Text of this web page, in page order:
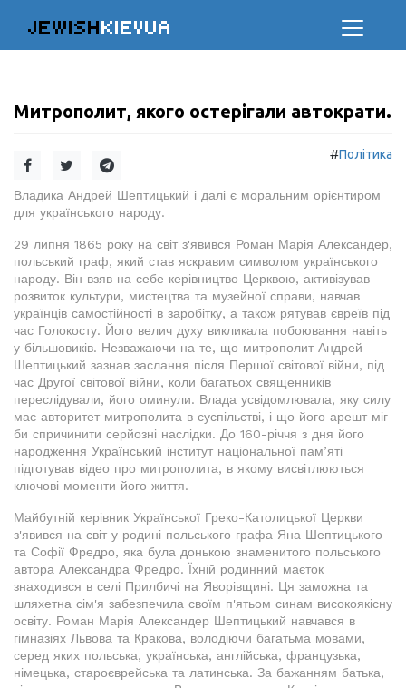
JEWISHKIEVUA
Митрополит, якого остерігали автократи.
#Політика
Владика Андрей Шептицький і далі є моральним орієнтиром
для українського народу.
29 липня 1865 року на світ з'явився Роман Марія Александер,
польський граф, який став яскравим символом українського
народу. Він взяв на себе керівництво Церквою, активізував
розвиток культури, мистецтва та музейної справи, навчав
українців самостійності в заробітку, а також рятував євреїв під
час Голокосту. Його велич духу викликала побоювання навіть
у більшовиків. Незважаючи на те, що митрополит Андрей
Шептицький зазнав заслання після Першої світової війни, під
час Другої світової війни, коли багатьох священників
переслідували, його оминули. Влада усвідомлювала, яку силу
має авторитет митрополита в суспільстві, і що його арешт міг
би спричинити серйозні наслідки. До 160-річчя з дня його
народження Український інститут національної пам’яті
підготував відео про митрополита, в якому висвітлюються
ключові моменти його життя.
Майбутній керівник Української Греко-Католицької Церкви
з'явився на світ у родині польського графа Яна Шептицького
та Софії Фредро, яка була донькою знаменитого польського
автора Александра Фредро. Їхній родинний маєток
знаходився в селі Прилбичі на Яворівщині. Ця заможна та
шляхетна сім'я забезпечила своїм п'ятьом синам високоякісну
освіту. Роман Марія Александер Шептицький навчався в
гімназіях Львова та Кракова, володіючи багатьма мовами,
серед яких польська, українська, англійська, французька,
німецька, староєврейська та латинська. За бажанням батька,